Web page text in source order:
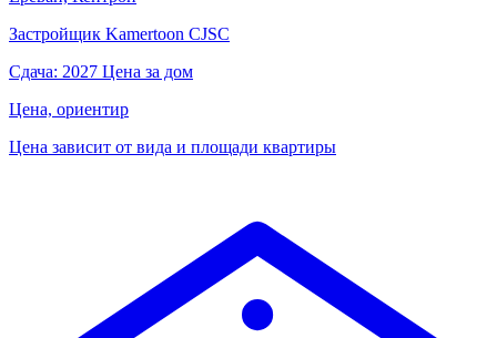
Застройщик Kamertoon CJSC
Сдача: 2027 Цена за дом
Цена, ориентир
Цена зависит от вида и площади квартиры